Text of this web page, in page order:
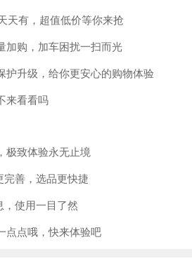
天有，超值低价等你来抢
加购，加车困扰一扫而光
护升级，给你更安心的购物体验
来看看吗
极致体验永无止境
善，选品更快捷
，使用一目了然
点点哦，快来体验吧